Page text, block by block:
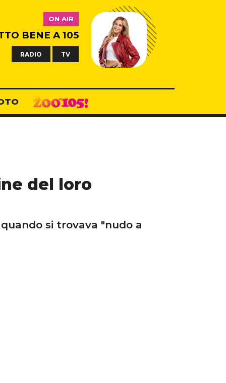
ON AIR
BENE A 105
RADIO TV
del loro
si trovava "nudo a